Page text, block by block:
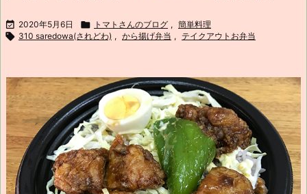
 2020年5月6日  トマトさんのブログ , 簡単料理
 310 saredowa(されどわ) , から揚げ弁当 , テイクアウトお弁当